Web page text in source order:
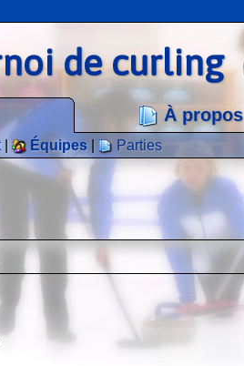
de curling
À propos
| Équipes Parties